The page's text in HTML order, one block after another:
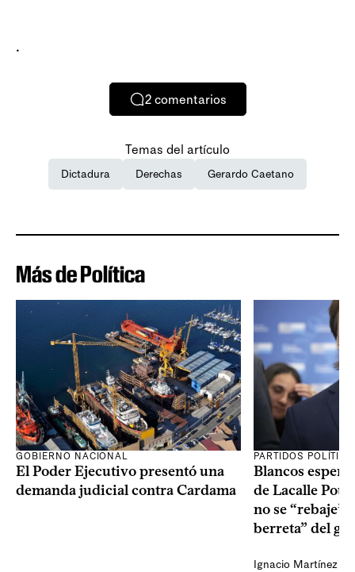
.
2 comentarios
Temas del artículo
Dictadura Derechas Gerardo Caetano
Más de Política
GOBIERNO NACIONAL
El Poder Ejecutivo presentó una
demanda judicial contra Cardama
PARTIDOS
Blancos
de Lacalle Pou
no se “rebaje”
berreta” del
Ignacio Martínez